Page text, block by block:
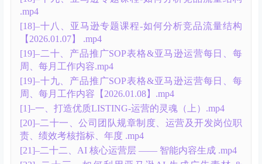
[8]–八、选品的四大途径（3） .mp4
[9]–九、选品的四大途径（4） .mp4
├{5}–广告系统课程第二期【26年3月更新】
[10]–十、多变体广告架构【2025.12.04】 .mp4
[11]–十一、低客单价 & 高客单价产品广告架构
【2025.12.10】 .mp4
[12]–十二、季节性产品广告架构【2025.12.11】 .mp4
[13]–十三、关键广告指标（KPI）深度解读 & SD展示
型推广7大报表【2025.12.17】.mp4
[14]–十四、SP商品推广13类广告报表解析
【2025.12.18】.mp4